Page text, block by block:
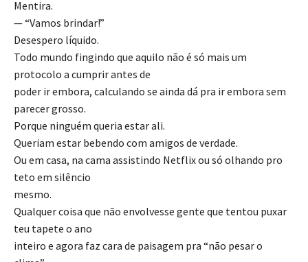
Mentira.
— “Vamos brindar!”
Desespero líquido.
Todo mundo fingindo que aquilo não é só mais um
protocolo a cumprir antes de
poder ir embora, calculando se ainda dá pra ir embora sem
parecer grosso.
Porque ninguém queria estar ali.
Queriam estar bebendo com amigos de verdade.
Ou em casa, na cama assistindo Netflix ou só olhando pro
teto em silêncio
mesmo.
Qualquer coisa que não envolvesse gente que tentou puxar
teu tapete o ano
inteiro e agora faz cara de paisagem pra “não pesar o